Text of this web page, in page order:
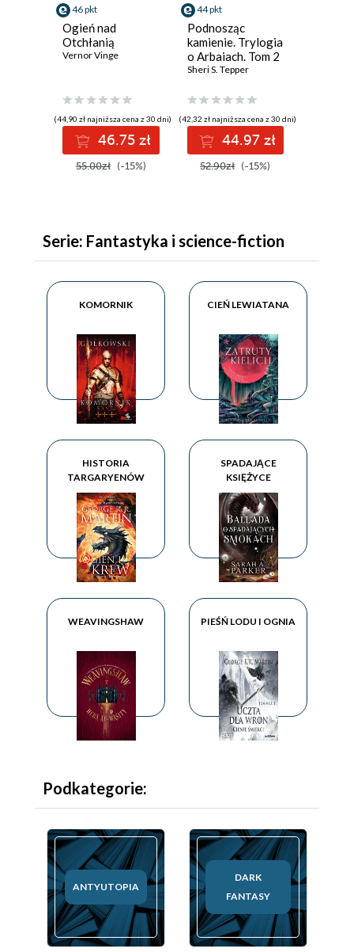
46 pkt
Ogień nad
Otchłanią
Vernor Vinge
(44,90 zł najniższa cena z 30 dni)
46.75 zł
55.00zł (-15%)
44 pkt
Podnosząc
kamienie. Trylogia
o Arbaiach. Tom 2
Sheri S. Tepper
(42,32 zł najniższa cena z 30 dni)
44.97 zł
52.90zł (-15%)
Serie: Fantastyka i science-fiction
KOMORNIK CIEŃ LEWIATANA
HISTORIA
TARGARYENÓW
SPADAJĄCE
KSIĘŻYCE
WEAVINGSHAW PIEŚŃ LODU I OGNIA
Podkategorie:
ANTYUTOPIA
DARK
FANTASY